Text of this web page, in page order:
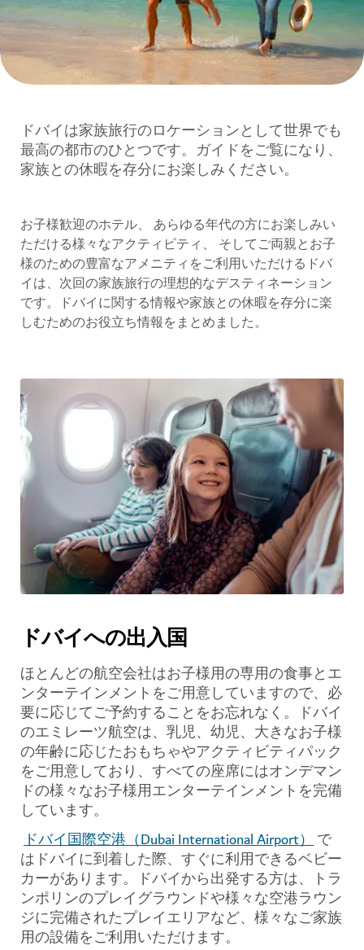
ドバイは家族旅行のロケーションとして世界でも
最高の都市のひとつです。ガイドをご覧になり、
家族との休暇を存分にお楽しみください。
お子様歓迎のホテル、 あらゆる年代の方にお楽しみい
ただける様々なアクティビティ、 そしてご両親とお子
様のための豊富なアメニティをご利用いただけるドバ
イは、次回の家族旅行の理想的なデスティネーション
です。ドバイに関する情報や家族との休暇を存分に楽
しむためのお役立ち情報をまとめました。
ドバイへの出入国
ほとんどの航空会社はお子様用の専用の食事とエ
ンターテインメントをご用意していますので、必
要に応じてご予約することをお忘れなく。ドバイ
のエミレーツ航空は、乳児、幼児、大きなお子様
の年齢に応じたおもちゃやアクティビティパック
をご用意しており、すべての座席にはオンデマン
ドの様々なお子様用エンターテインメントを完備
しています。
ドバイ国際空港（Dubai International Airport）で
はドバイに到着した際、すぐに利用できるベビー
カーがあります。ドバイから出発する方は、トラ
ンポリンのプレイグラウンドや様々な空港ラウン
ジに完備されたプレイエリアなど、様々なご家族
用の設備をご利用いただけます。